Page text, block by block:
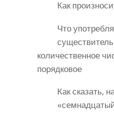
Как
Что
количественное
порядковое
Как сказать,